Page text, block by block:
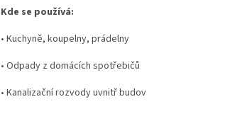
Kde se používá:
• Kuchyně, koupelny, prádelny
• Odpady z domácích spotřebičů
• Kanalizační rozvody uvnitř budov